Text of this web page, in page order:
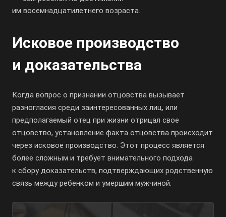
им восемнадцатилетнего возраста.
Исковое производство
и доказательства
Когда вопрос о признании отцовства вызывает
разногласия среди заинтересованных лиц, или
предполагаемый отец при жизни отрицал свое
отцовство, установление факта отцовства происходит
через исковое производство. Этот процесс является
более сложным и требует внимательного подхода
к сбору доказательств, подтверждающих родственную
связь между ребенком и умершим мужчиной.